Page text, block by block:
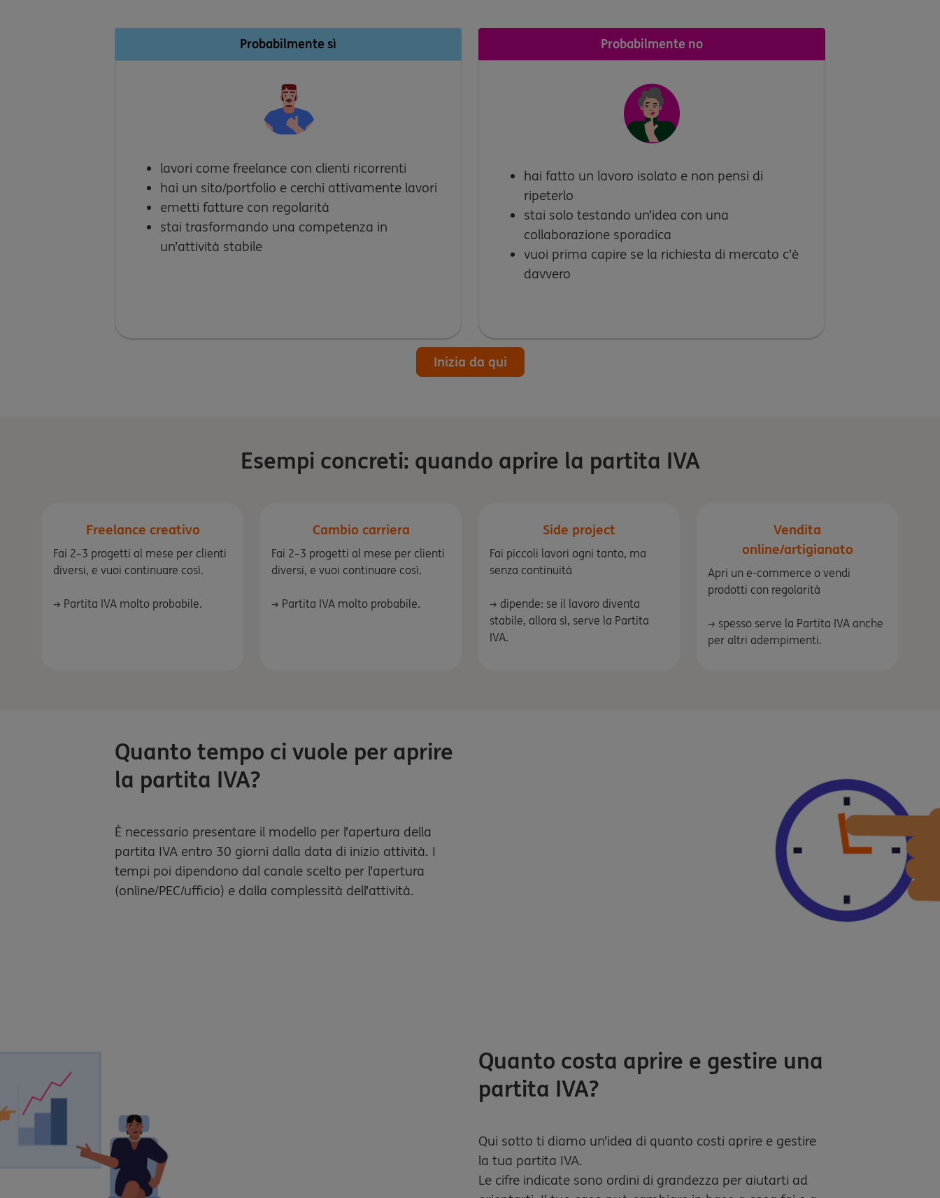
Probabilmente sì
lavori come freelance con clienti ricorrenti
hai un sito/portfolio e cerchi attivamente lavori
emetti fatture con regolarità
stai trasformando una competenza in
un’attività stabile
Probabilmente no
hai fatto un lavoro isolato e non pensi di
ripeterlo
stai solo testando un’idea con una
collaborazione sporadica
vuoi prima capire se la richiesta di mercato c’è
davvero
Inizia da qui
Esempi concreti: quando aprire la partita IVA
Freelance creativo
Fai 2–3 progetti al mese per clienti
diversi, e vuoi continuare così.
→ Partita IVA molto probabile.
Cambio carriera
Fai 2–3 progetti al mese per clienti
diversi, e vuoi continuare così.
→ Partita IVA molto probabile.
Side project
Fai piccoli lavori ogni tanto, ma
senza continuità
→ dipende: se il lavoro diventa
stabile, allora sì, serve la Partita
IVA.
Vendita
online/artigianato
Apri un e-commerce o vendi
prodotti con regolarità
→ spesso serve la Partita IVA anche
per altri adempimenti.
Quanto tempo ci vuole per aprire
la partita IVA?
È necessario presentare il modello per l’apertura della
partita IVA entro 30 giorni dalla data di inizio attività. I
tempi poi dipendono dal canale scelto per l’apertura
(online/PEC/ufficio) e dalla complessità dell’attività.
Quanto costa aprire e gestire una
partita IVA?
Qui sotto ti diamo un’idea di quanto costi aprire e gestire
la tua partita IVA.
Le cifre indicate sono ordini di grandezza per aiutarti ad